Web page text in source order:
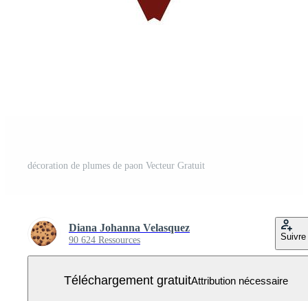
décoration de plumes de paon Vecteur Gratuit
Diana Johanna Velasquez
90 624 Ressources Suivre
Téléchargement gratuitAttribution nécessaire